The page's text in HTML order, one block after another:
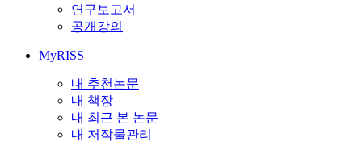
연구보고서
공개강의
MyRISS
내 추천논문
내 책장
내 최근 본 논문
내 저작물관리